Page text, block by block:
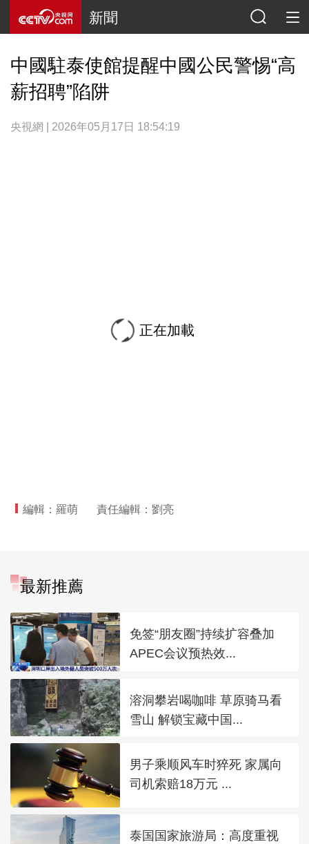
新聞
中國駐泰使館提醒中國公民警惕“高
薪招聘”陷阱
央視網 | 2026年05月17日 18:54:19
正在加載
編輯：羅萌 責任編輯：劉亮
最新推薦
免签“朋友圈”持续扩容叠加
APEC会议预热效...
溶洞攀岩喝咖啡 草原骑马看
雪山 解锁宝藏中国...
男子乘顺风车时猝死 家属向
司机索赔18万元 ...
泰国国家旅游局：高度重视